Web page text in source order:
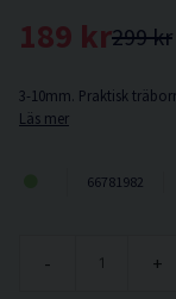
299 kr
189 kr
3-10mm. Praktisk
Läs mer
66781982
- +